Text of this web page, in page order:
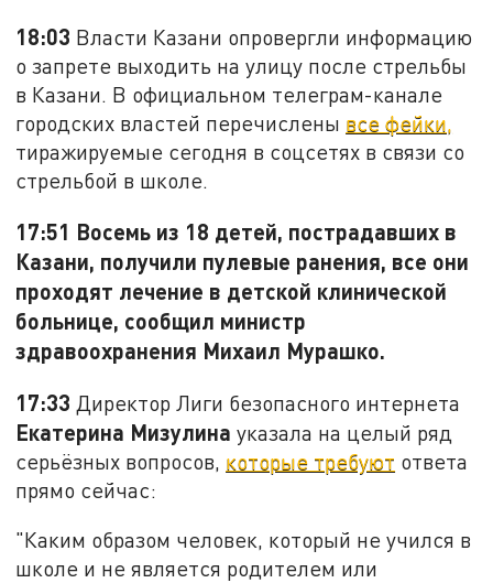
18:03 Власти Казани опровергли информацию
о запрете выходить на улицу после стрельбы
в Казани. В официальном телеграм-канале
городских властей перечислены все фейки,
тиражируемые сегодня в соцсетях в связи со
стрельбой в школе.
17:51 Восемь из 18 детей, пострадавших в
Казани, получили пулевые ранения, все они
проходят лечение в детской клинической
больнице, сообщил министр
здравоохранения Михаил Мурашко.
17:33 Директор Лиги безопасного интернета
Екатерина Мизулина указала на целый ряд
серьёзных вопросов, которые требуют ответа
прямо сейчас:
"Каким образом человек, который не учился в
школе и не является родителем или